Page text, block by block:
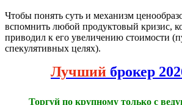
Чтобы понять суть и механизм
вспомнить любой продуктовый кризис,
приводил к его увеличению стоимости
спекулятивных целях).
Лучший брокер
Торгуй по крупному только с